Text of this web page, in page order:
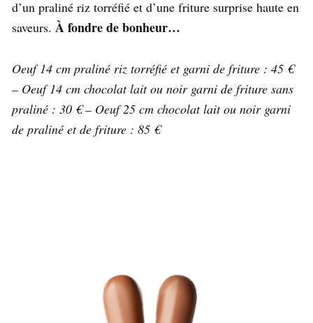
d’un praliné riz torréfié et d’une friture surprise haute en
saveurs. À fondre de bonheur…
Oeuf 14 cm praliné riz torréfié et garni de friture : 45 €
– Oeuf 14 cm chocolat lait ou noir garni de friture sans
praliné : 30 € – Oeuf 25 cm chocolat lait ou noir garni
de praliné et de friture : 85 €